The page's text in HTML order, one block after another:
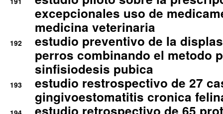
excepcionales uso de
medicina veterinaria
192
estudio preventivo de la
perros combinando el metodo
sinfisiodesis pubica
193
estudio restrospectivo de 27
gingivoestomatitis cronica
estudio retrospectivo de 65